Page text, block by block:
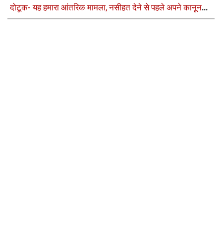
दोटूक- यह हमारा आंतरिक मामला, नसीहत देने से पहले अपने कानून